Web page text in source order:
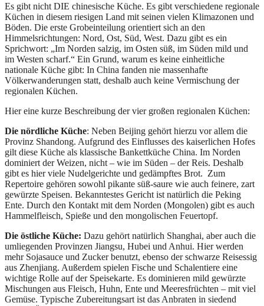
Es gibt nicht DIE chinesische Küche. Es gibt verschiedene regionale
Küchen in diesem riesigen Land mit seinen vielen Klimazonen und
Böden. Die erste Grobeinteilung orientiert sich an den
Himmelsrichtungen: Nord, Ost, Süd, West. Dazu gibt es ein
Sprichwort: „Im Norden salzig, im Osten süß, im Süden mild und
im Westen scharf.“ Ein Grund, warum es keine einheitliche
nationale Küche gibt: In China fanden nie massenhafte
Völkerwanderungen statt, deshalb auch keine Vermischung der
regionalen Küchen.
Hier eine kurze Beschreibung der vier großen regionalen Küchen:
Die nördliche Küche: Neben Beijing gehört hierzu vor allem die
Provinz Shandong. Aufgrund des Einflusses des kaiserlichen Hofes
gilt diese Küche als klassische Bankettküche China. Im Norden
dominiert der Weizen, nicht – wie im Süden – der Reis. Deshalb
gibt es hier viele Nudelgerichte und gedämpftes Brot. Zum
Repertoire gehören sowohl pikante süß-saure wie auch feinere, zart
gewürzte Speisen. Bekanntestes Gericht ist natürlich die Peking
Ente. Durch den Kontakt mit dem Norden (Mongolen) gibt es auch
Hammelfleisch, Spieße und den mongolischen Feuertopf.
Die östliche Küche: Dazu gehört natürlich Shanghai, aber auch die
umliegenden Provinzen Jiangsu, Hubei und Anhui. Hier werden
mehr Sojasauce und Zucker benutzt, ebenso der schwarze Reisessig
aus Zhenjiang. Außerdem spielen Fische und Schalentiere eine
wichtige Rolle auf der Speisekarte. Es dominieren mild gewürzte
Mischungen aus Fleisch, Huhn, Ente und Meeresfrüchten – mit viel
Gemüse. Typische Zubereitungsart ist das Anbraten in siedend